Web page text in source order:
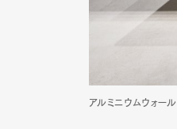
アルミニウムウォー